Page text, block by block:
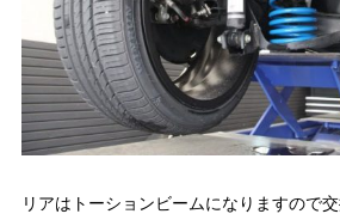
リアはトーションビームになりますので